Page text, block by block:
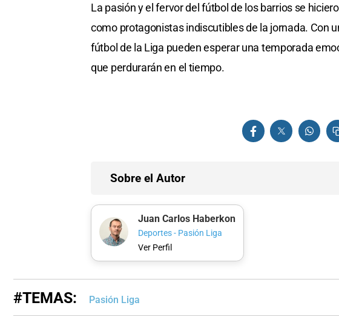
La pasión y el fervor del fútbol de los barrios se
como protagonistas indiscutibles de la jornada. Con
fútbol de la Liga pueden esperar una temporada
que perdurarán en el tiempo.
Sobre el Autor
Juan Carlos Haberkon
Deportes - Pasión Liga
Ver Perfil
#TEMAS: Pasión Liga